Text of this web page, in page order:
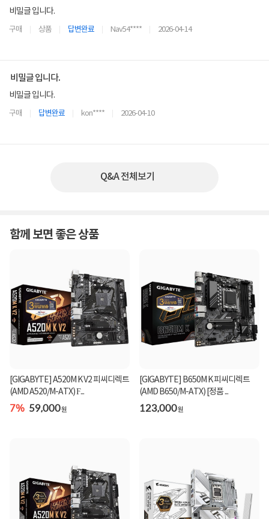
비밀글 입니다.
구매 상품 답변완료 Nav54**** 2026-04-14
비밀글 입니다.
비밀글 입니다.
구매 답변완료 kon**** 2026-04-10
Q&A 전체보기
함께 보면 좋은 상품
[GIGABYTE] A520M K V2 피씨디렉트
(AMD A520/M-ATX) Ϝ...
7% 59,000원
[GIGABYTE] B650M K 피씨디렉트
(AMD B650/M-ATX) [정품 ...
123,000원